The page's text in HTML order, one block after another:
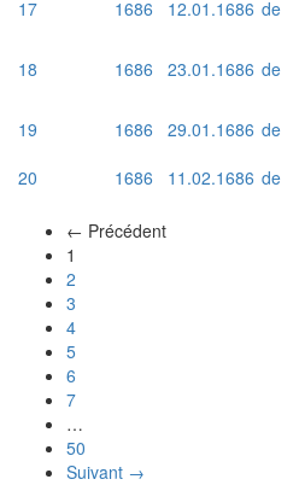
17 1686 12.01.1686 de
18 1686 23.01.1686 de
19 1686 29.01.1686 de
20
1686 11.02.1686 de
← Précédent
1
2
3
4
5
6
7
…
50
Suivant →